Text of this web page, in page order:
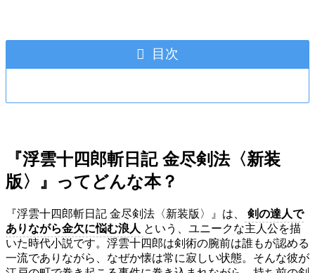
目次
『浮雲十四郎斬日記 金尽剣法〈新装
版〉』ってどんな本？
『浮雲十四郎斬日記 金尽剣法〈新装版〉』は、
剣の達人で
ありながら金欠に悩む浪人 という、ユニークな主人公を描
いた時代小説です。浮雲十四郎は剣術の腕前は誰もが認める
一流でありながら、なぜか懐は常に寂しい状態。そんな彼が